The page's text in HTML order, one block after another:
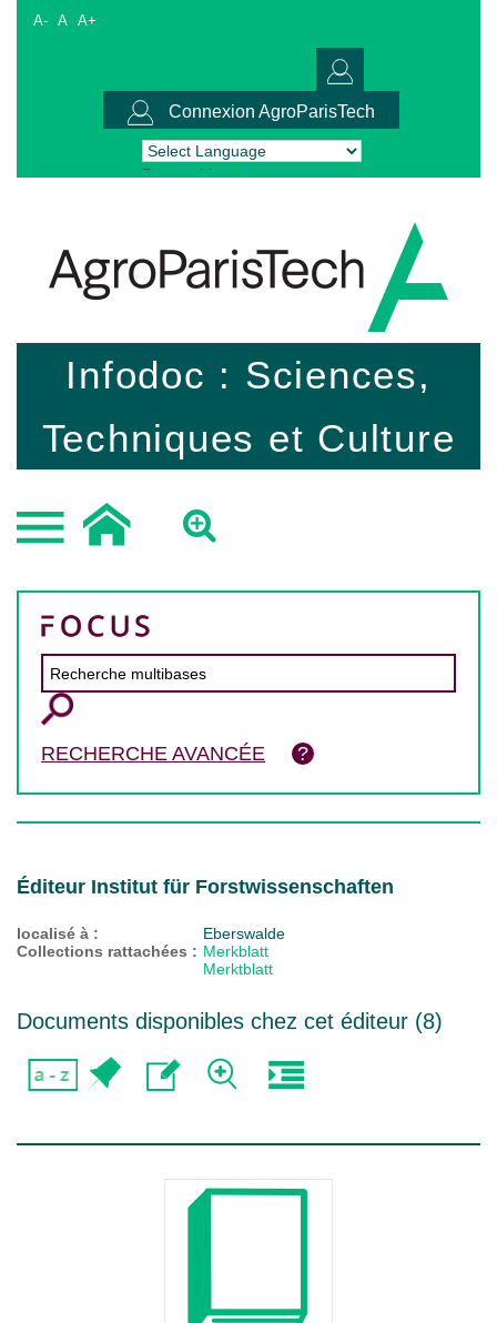
A- A A+
Connexion AgroParisTech
Powered by Translate
Infodoc : Sciences,
Techniques et Culture
RECHERCHE AVANCÉE
Éditeur Institut für Forstwissenschaften
localisé à :
Eberswalde
Collections rattachées : Merkblatt
Merktblatt
Documents disponibles chez cet éditeur (8)